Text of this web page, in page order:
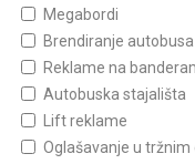
Megabordi
Brendiranje autobusa
Reklame na
Autobuska stajališta
Lift reklame
Oglašavanje u